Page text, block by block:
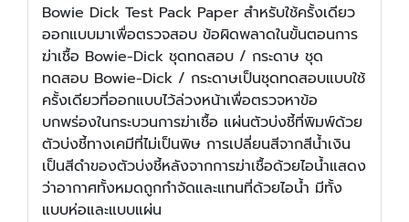
Bowie Dick Test Pack Paper สำหรับใช้ครั้งเดียว
ออกแบบมาเพื่อตรวจสอบ ข้อผิดพลาดในขั้นตอนการ
ฆ่าเชื้อ Bowie-Dick ชุดทดสอบ / กระดาษ ชุด
ทดสอบ Bowie-Dick / กระดาษเป็นชุดทดสอบแบบใช้
ครั้งเดียวที่ออกแบบไว้ล่วงหน้าเพื่อตรวจหาข้อ
บกพร่องในกระบวนการฆ่าเชื้อ แผ่นตัวบ่งชี้ที่พิมพ์ด้วย
ตัวบ่งชี้ทางเคมีที่ไม่เป็นพิษ การเปลี่ยนสีจากสีน้ำเงิน
เป็นสีดำของตัวบ่งชี้หลังจากการฆ่าเชื้อด้วยไอน้ำแสดง
ว่าอากาศทั้งหมดถูกกำจัดและแทนที่ด้วยไอน้ำ มีทั้ง
แบบห่อและแบบแผ่น